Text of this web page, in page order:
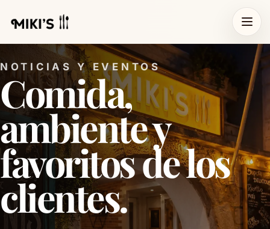
NOTICIAS Y EVENTOS
Comida,
ambiente y
favoritos de los
clientes.